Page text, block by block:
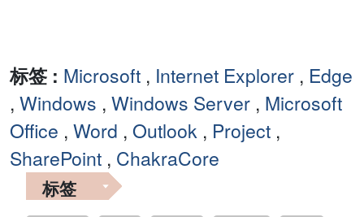
标签 : Microsoft , Internet Explorer , Edge
, Windows , Windows Server , Microsoft
Office , Word , Outlook , Project ,
SharePoint , ChakraCore
标签